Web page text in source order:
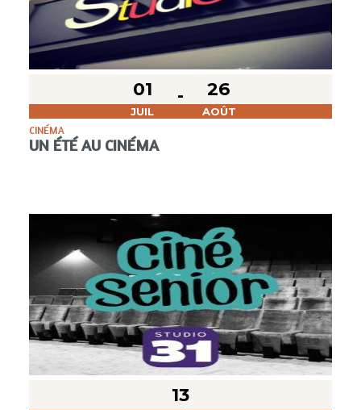
01
JUIL
26
AOÛT
CINÉMA
UN ÉTÉ AU CINÉMA
13